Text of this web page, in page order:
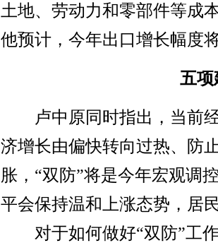
土地、劳动力和零部件等成
他预计，今年出口增长幅度
五项
卢中原同时指出，当前经
济增长由偏快转向过热、防
胀，“双防”将是今年宏观调
平会保持温和上涨态势，居
对于如何做好“双防”工作